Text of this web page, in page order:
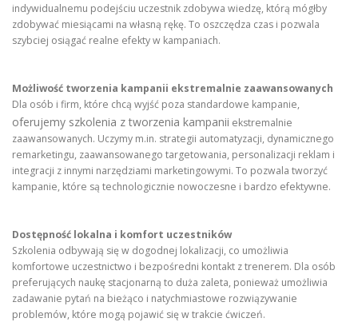
indywidualnemu podejściu uczestnik zdobywa wiedzę, którą mógłby
zdobywać miesiącami na własną rękę. To oszczędza czas i pozwala
szybciej osiągać realne efekty w kampaniach.
Możliwość tworzenia kampanii ekstremalnie zaawansowanych
Dla osób i firm, które chcą wyjść poza standardowe kampanie,
oferujemy szkolenia z tworzenia kampanii ekstremalnie
zaawansowanych. Uczymy m.in. strategii automatyzacji, dynamicznego
remarketingu, zaawansowanego targetowania, personalizacji reklam i
integracji z innymi narzędziami marketingowymi. To pozwala tworzyć
kampanie, które są technologicznie nowoczesne i bardzo efektywne.
Dostępność lokalna i komfort uczestników
Szkolenia odbywają się w dogodnej lokalizacji, co umożliwia
komfortowe uczestnictwo i bezpośredni kontakt z trenerem. Dla osób
preferujących naukę stacjonarną to duża zaleta, ponieważ umożliwia
zadawanie pytań na bieżąco i natychmiastowe rozwiązywanie
problemów, które mogą pojawić się w trakcie ćwiczeń.